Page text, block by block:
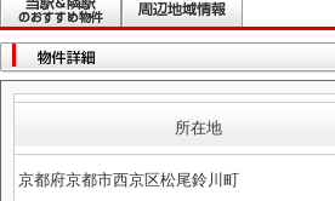
所在地
京都府京都市西京区松尾鈴川町